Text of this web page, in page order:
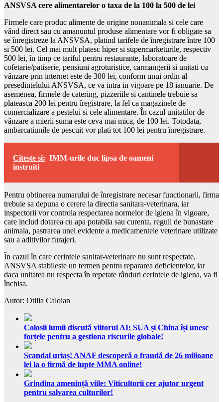
ANSVSA cere alimentarelor o taxa de la 100 la 500 de lei
Firmele care produc alimente de origine nonanimala si cele care
vând direct sau cu amanuntul produse alimentare vor fi obligate sa
se înregistreze la ANSVSA, platind tarifele de înregistrare între 100
si 500 lei. Cel mai mult platesc hiper si supermarketurile, respectiv
500 lei, în timp ce tariful pentru restaurante, laboratoare de
cofetarie/patiserie, pensiuni agroturistice, carmangerii si unitati cu
vânzare prin internet este de 300 lei, conform unui ordin al
presedintelului ANSVSA, ce va intra in vigoare pe 18 ianuarie. De
asemenea, firmele de catering, pizzeriile si cantinele trebuie sa
plateasca 200 lei pentru îregistrare, la fel ca magazinele de
comercializare a pestelui si cele alimentare. În cazul unitatilor de
vânzare a mierii suma este ceva mai mica, de 100 lei. Totodata,
ambarcatiunile de pescuit vor plati tot 100 lei pentru înregistrare.
Citeste si: IMM-urile duc lipsa de oameni
instruiti
Pentru obtinerea numarului de înregistrare necesar functionarii, firma
trebuie sa depuna o cerere la directia sanitara-veterinara, iar
inspectorii vor controla respectarea normelor de igiena în vigoare,
care includ dotarea cu apa potabila sau curenta, reguli de bunastare
animala, pastrarea unei evidente a medicamentele veterinare utilizate
sau a aditivilor furajeri.
În cazul în care cerintele sanitar-veterinare nu sunt respectate,
ANSVSA stabileste un termen pentru repararea deficientelor, iar
daca unitatea nu respecta în repetate rânduri cerintele de igiena, va fi
închisa.
Autor: Otilia Caloian
Colosii lumii discută viitorul AI: SUA și China își unesc
forțele pentru a gestiona riscurile globale!
Scandal uriaș! ANAF descoperă o fraudă de 26 milioane
lei la o firmă de lupte MMA online!
Grindina amenință viile: Viticultorii cer ajutor urgent
pentru salvarea culturilor!